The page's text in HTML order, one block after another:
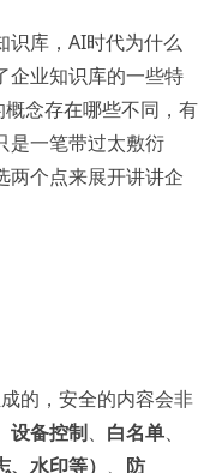
识库，AI时代为什么
企业知识库的一些特
概念存在哪些不同，有
是一笔带过太敷衍
两个点来展开讲讲企
的，安全的内容会非
设备控制、 白名单、
水印等） 、 防